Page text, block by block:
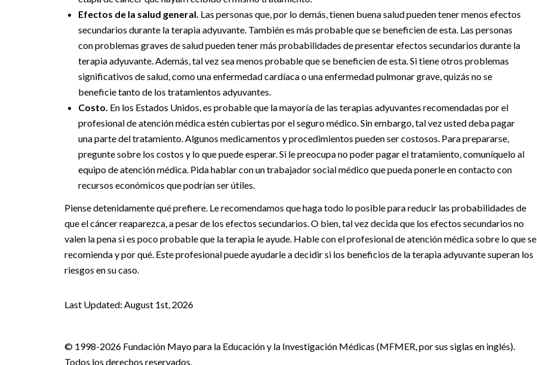
Efectos de la salud general. Las personas que, por lo demás, tienen buena salud pueden tener menos efectos
secundarios durante la terapia adyuvante. También es más probable que se beneficien de esta. Las personas
con problemas graves de salud pueden tener más probabilidades de presentar efectos secundarios durante la
terapia adyuvante. Además, tal vez sea menos probable que se beneficien de esta. Si tiene otros problemas
significativos de salud, como una enfermedad cardíaca o una enfermedad pulmonar grave, quizás no se
beneficie tanto de los tratamientos adyuvantes.
Costo. En los Estados Unidos, es probable que la mayoría de las terapias adyuvantes recomendadas por el
profesional de atención médica estén cubiertas por el seguro médico. Sin embargo, tal vez usted deba pagar
una parte del tratamiento. Algunos medicamentos y procedimientos pueden ser costosos. Para prepararse,
pregunte sobre los costos y lo que puede esperar. Si le preocupa no poder pagar el tratamiento, comuníquelo al
equipo de atención médica. Pida hablar con un trabajador social médico que pueda ponerle en contacto con
recursos económicos que podrían ser útiles.
Piense detenidamente qué prefiere. Le recomendamos que haga todo lo posible para reducir las probabilidades de
que el cáncer reaparezca, a pesar de los efectos secundarios. O bien, tal vez decida que los efectos secundarios no
valen la pena si es poco probable que la terapia le ayude. Hable con el profesional de atención médica sobre lo que se
recomienda y por qué. Este profesional puede ayudarle a decidir si los beneficios de la terapia adyuvante superan los
riesgos en su caso.
Last Updated: August 1st, 2026
© 1998-2026 Fundación Mayo para la Educación y la Investigación Médicas (MFMER, por sus siglas en inglés).
Todos los derechos reservados.